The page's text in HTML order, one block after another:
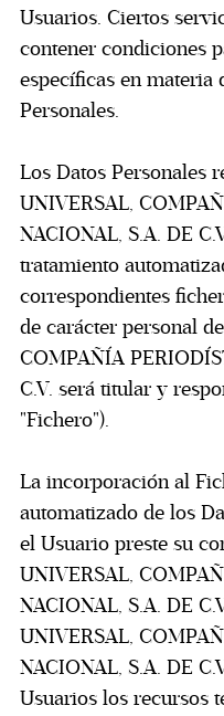
Usuarios. Ciertos
contener condiciones
específicas en materia
Personales.
Los Datos Personales
UNIVERSAL,
NACIONAL, S.A. DE
tratamiento
correspondientes
de carácter personal
COMPAÑÍA
C.V. será titular y
"Fichero").
La incorporación al
automatizado de los
el Usuario preste su
UNIVERSAL,
NACIONAL, S.A. DE
UNIVERSAL,
NACIONAL, S.A. DE
Usuarios los recursos